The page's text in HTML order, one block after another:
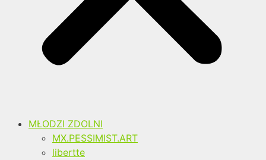
MŁODZI ZDOLNI
MX.PESSIMIST.ART
libertte